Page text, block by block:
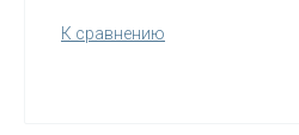
К сравнению